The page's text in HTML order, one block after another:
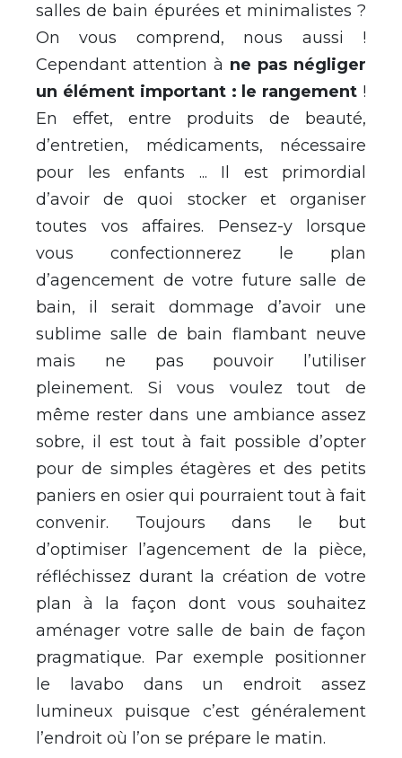
salles de bain épurées et minimalistes ?
On vous comprend, nous aussi !
Cependant attention à ne pas négliger
un élément important : le rangement !
En effet, entre produits de beauté,
d’entretien, médicaments, nécessaire
pour les enfants ... Il est primordial
d’avoir de quoi stocker et organiser
toutes vos affaires. Pensez-y lorsque
vous confectionnerez le plan
d’agencement de votre future salle de
bain, il serait dommage d’avoir une
sublime salle de bain flambant neuve
mais ne pas pouvoir l’utiliser
pleinement. Si vous voulez tout de
même rester dans une ambiance assez
sobre, il est tout à fait possible d’opter
pour de simples étagères et des petits
paniers en osier qui pourraient tout à fait
convenir. Toujours dans le but
d’optimiser l’agencement de la pièce,
réfléchissez durant la création de votre
plan à la façon dont vous souhaitez
aménager votre salle de bain de façon
pragmatique. Par exemple positionner
le lavabo dans un endroit assez
lumineux puisque c’est généralement
l’endroit où l’on se prépare le matin.